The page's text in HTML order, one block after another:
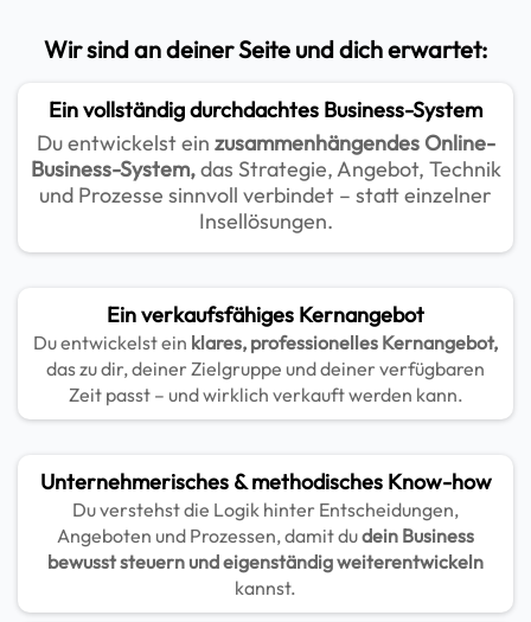
Wir sind an deiner Seite und dich erwartet:
Ein vollständig durchdachtes Business-System
Du entwickelst ein zusammenhängendes Online-
Business-System,das Strategie, Angebot, Technik
und Prozesse sinnvoll verbindet – statt einzelner
Insellösungen.
Ein verkaufsfähiges Kernangebot
Du entwickelst ein klares, professionelles Kernangebot,
das zu dir, deiner Zielgruppe und deiner verfügbaren
Zeit passt – und wirklich verkauft werden kann.
Unternehmerisches & methodisches Know-how
Du verstehst die Logik hinter Entscheidungen,
Angeboten und Prozessen, damit dudein Business
bewusst steuern und eigenständig weiterentwickeln
kannst.